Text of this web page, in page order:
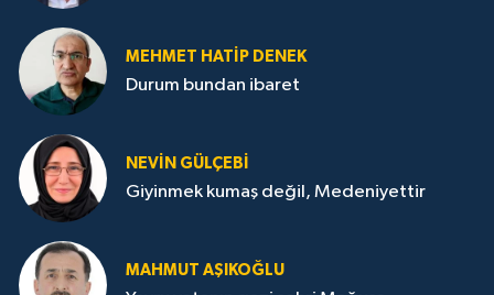
MEHMET HATİP DENEK
Durum bundan ibaret
NEVİN GÜLÇEBİ
Giyinmek kumaş değil, Medeniyettir
MAHMUT AŞIKOĞLU